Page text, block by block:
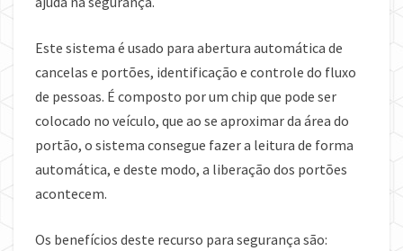
Este sistema é usado para abertura automática de
cancelas e portões, identificação e controle do fluxo
de pessoas. É composto por um chip que pode ser
colocado no veículo, que ao se aproximar da área do
portão, o sistema consegue fazer a leitura de forma
automática, e deste modo, a liberação dos portões
acontecem.
Os benefícios deste recurso para segurança são: